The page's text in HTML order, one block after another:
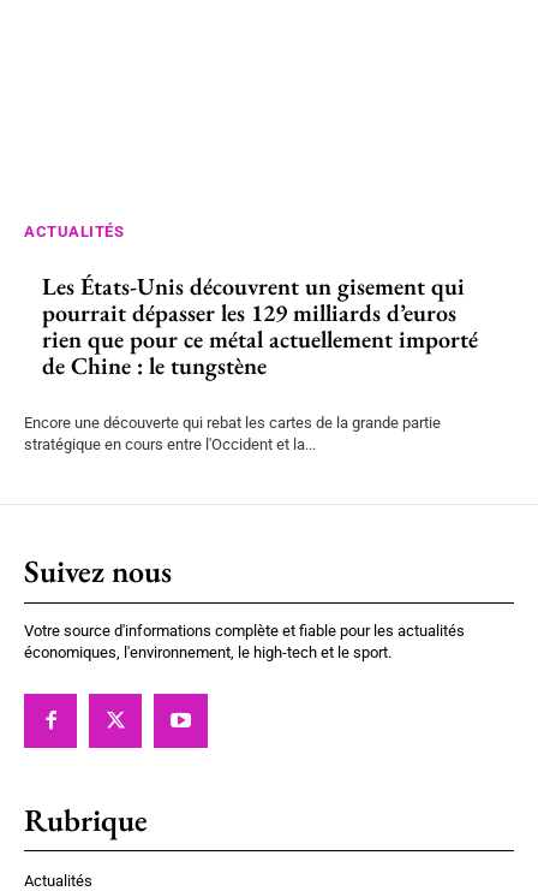
ACTUALITÉS
Les États-Unis découvrent un gisement qui
pourrait dépasser les 129 milliards d’euros
rien que pour ce métal actuellement importé
de Chine : le tungstène
Encore une découverte qui rebat les cartes de la grande partie
stratégique en cours entre l'Occident et la...
Suivez nous
Votre source d'informations complète et fiable pour les actualités
économiques, l'environnement, le high-tech et le sport.
Rubrique
Actualités